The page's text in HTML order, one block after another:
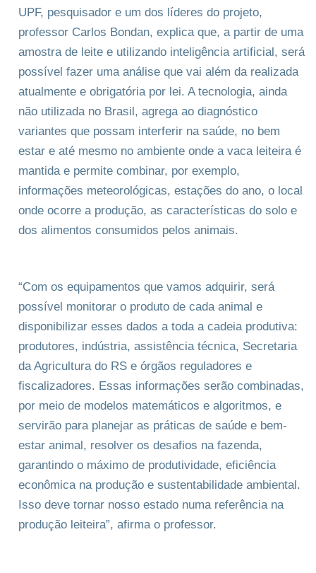
UPF, pesquisador e um dos líderes do projeto,
professor Carlos Bondan, explica que, a partir de uma
amostra de leite e utilizando inteligência artificial, será
possível fazer uma análise que vai além da realizada
atualmente e obrigatória por lei. A tecnologia, ainda
não utilizada no Brasil, agrega ao diagnóstico
variantes que possam interferir na saúde, no bem
estar e até mesmo no ambiente onde a vaca leiteira é
mantida e permite combinar, por exemplo,
informações meteorológicas, estações do ano, o local
onde ocorre a produção, as características do solo e
dos alimentos consumidos pelos animais.
“Com os equipamentos que vamos adquirir, será
possível monitorar o produto de cada animal e
disponibilizar esses dados a toda a cadeia produtiva:
produtores, indústria, assistência técnica, Secretaria
da Agricultura do RS e órgãos reguladores e
fiscalizadores. Essas informações serão combinadas,
por meio de modelos matemáticos e algoritmos, e
servirão para planejar as práticas de saúde e bem-
estar animal, resolver os desafios na fazenda,
garantindo o máximo de produtividade, eficiência
econômica na produção e sustentabilidade ambiental.
Isso deve tornar nosso estado numa referência na
produção leiteira”, afirma o professor.